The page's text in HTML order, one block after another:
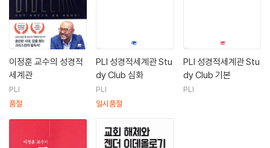
이정훈 교수의 성경적
세계관
PLI
품절
PLI 성경적세계관 Stu
dy Club 심화
PLI
일시품절
PLI 성경적세계관 Stu
dy Club 기본
PLI